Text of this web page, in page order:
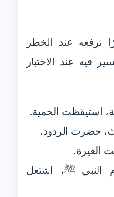
نرفعه عند الخطر
فيه عند الاختبار
استيقظت الحمية.
حضرت الردود.
الغيرة.
النبي ﷺ، اشتعل